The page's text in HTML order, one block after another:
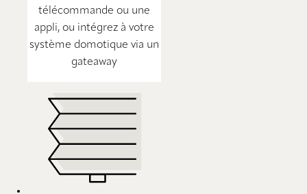
télécommande ou une
appli, ou intégrez à votre
système domotique via un
gateaway